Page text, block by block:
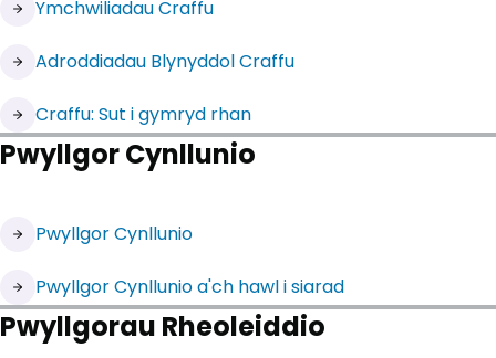
Ymchwiliadau Craffu
Adroddiadau Blynyddol Craffu
Craffu: Sut i gymryd rhan
Pwyllgor Cynllunio
Pwyllgor Cynllunio
(yn agor mewn tab newydd)
Pwyllgor Cynllunio a'ch hawl i siarad
Pwyllgorau Rheoleiddio